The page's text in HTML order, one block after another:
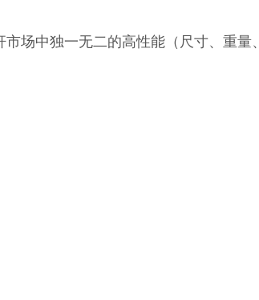
场中独一无二的高性能（尺寸、重